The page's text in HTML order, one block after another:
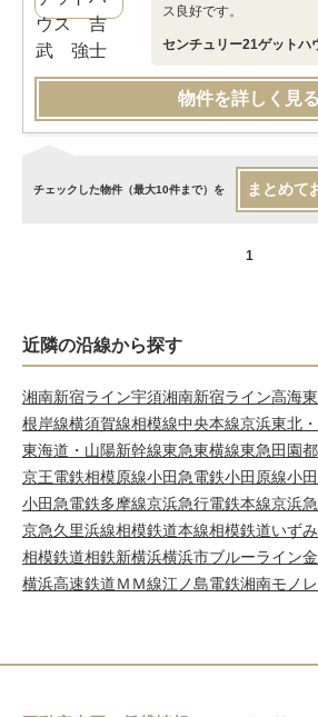
ス良好です。
センチュリー21ゲット
物件を詳しく見る
チェックした物件（最大10件まで）を まとめて
1
近隣の沿線から探す
湘南新宿ライン宇須湘南新宿ライン高海
根岸線横須賀線相模線中央本線京浜東北
東海道・山陽新幹線東急東横線東急田園
京王電鉄相模原線小田急電鉄小田原線小
小田急電鉄多摩線京浜急行電鉄本線京浜
京急久里浜線相模鉄道本線相模鉄道いず
相模鉄道相鉄新横浜横浜市ブルーライン
横浜高速鉄道ＭＭ線江ノ島電鉄湘南モノ